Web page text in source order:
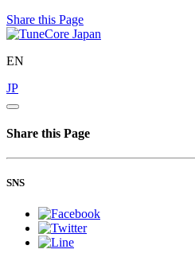
Share this Page
EN
JP
Share this Page
SNS